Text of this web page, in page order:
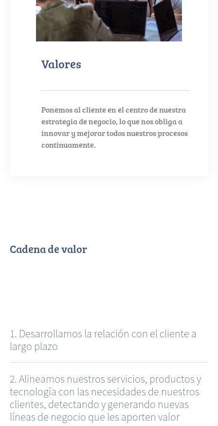
Valores
Ponemos al cliente en el centro de nuestra
estrategia de negocio, lo que nos obliga a
innovar y mejorar todos nuestros procesos
continuamente.
Cadena de valor
1. Desarrollamos la relación con el cliente a
largo plazo
2. Alineamos nuestros servicios, productos y
tecnología con las necesidades de nuestros
clientes, detectando y generando nuevas
líneas de negocio que les aporten valor